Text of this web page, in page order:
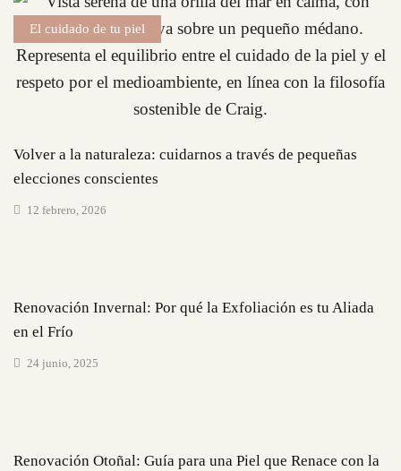
El cuidado de tu piel
Volver a la naturaleza: cuidarnos a través de pequeñas
elecciones conscientes
12 febrero, 2026
Renovación Invernal: Por qué la Exfoliación es tu Aliada
en el Frío
24 junio, 2025
Renovación Otoñal: Guía para una Piel que Renace con la